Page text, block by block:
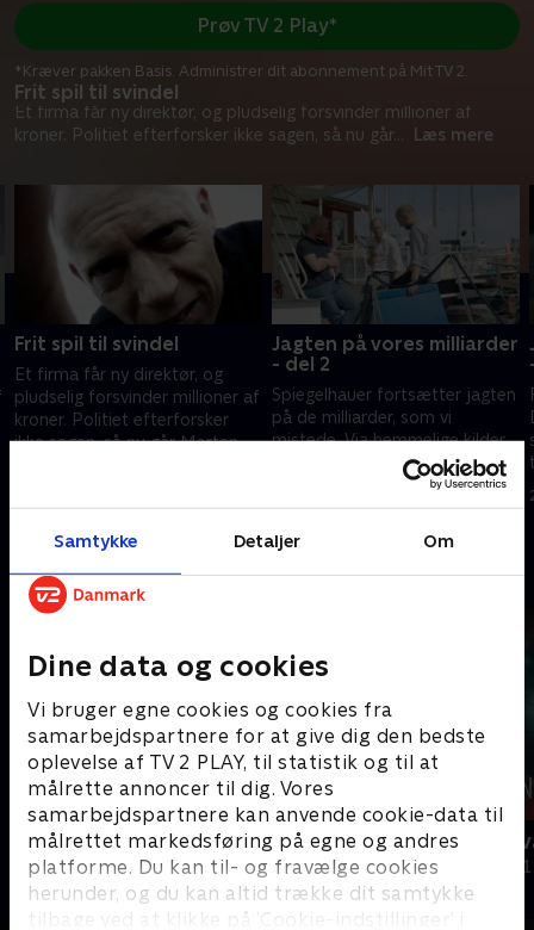
Samtykke Detaljer Om
Dine data og cookies
Vi bruger egne cookies og cookies fra
samarbejdspartnere for at give dig den bedste
oplevelse af TV 2 PLAY, til statistik og til at
målrette annoncer til dig. Vores
samarbejdspartnere kan anvende cookie-data til
målrettet markedsføring på egne og andres
platforme. Du kan til- og fravælge cookies
herunder, og du kan altid trække dit samtykke
tilbage ved at klikke på ’Cookie-indstillinger’ i
Frit spil til svindel
Et firma får ny direktør, og pludselig forsvinder millioner af
kroner. Politiet efterforsker ikke sagen, så nu går... Læs mere
Prøv TV 2 Play*
*Kræver pakken Basis. Administrer dit abonnement på Mit TV 2.
Frit spil til svindel
Et firma får ny direktør, og
pludselig forsvinder millioner af
kroner. Politiet efterforsker
ikke sagen, så nu går Morten
Jagten på vores milliarder
- del 2
Spiegelhauer fortsætter jagten
på de milliarder, som vi
mistede. Via hemmelige kilder
lykkes det holdet at
konfrontere de stenrige
amerikanske forretningsfolk.
26. september 2019 • 45 min
Andre så også
Manden der forblændede alle
Dokumentar • 1 sæsoner
Den sorte
Dokumentar •